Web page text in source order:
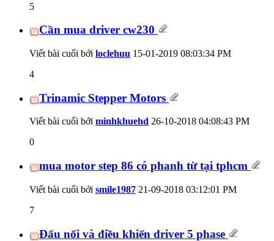
5
Cần mua driver cw230
Viết bài cuối bởi loclehuu 15-01-2019 08:03:34 PM
4
Trinamic Stepper Motors
Viết bài cuối bởi minhkhuehd 26-10-2018 04:08:43 PM
0
mua motor step 86 có phanh từ tại tphcm
Viết bài cuối bởi smile1987 21-09-2018 03:12:01 PM
7
Đấu nối và điều khiển driver 5 phase